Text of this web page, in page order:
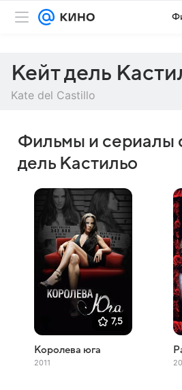
Кейт дель
Kate del Castillo
Фильмы и сериалы
дель Кастильо
7,5
Королева юга
2011